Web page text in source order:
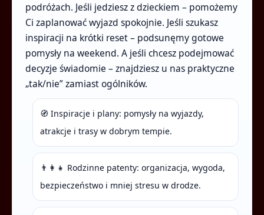
podróżach. Jeśli jedziesz z dzieckiem – pomożemy
Ci zaplanować wyjazd spokojnie. Jeśli szukasz
inspiracji na krótki reset – podsunęmy gotowe
pomysły na weekend. A jeśli chcesz podejmować
decyzje świadomie – znajdziesz u nas praktyczne
„tak/nie” zamiast ogólników.
🧭 Inspiracje i plany: pomysły na wyjazdy,
atrakcje i trasy w dobrym tempie.
👨‍👩‍👧 Rodzinne patenty: organizacja, wygoda,
bezpieczeństwo i mniej stresu w drodze.